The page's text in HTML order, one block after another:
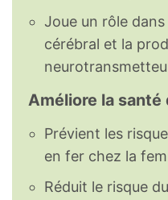
Joue un rôle
cérébral et la
Améliore la
Prévient les
en fer chez la
Réduit le risque